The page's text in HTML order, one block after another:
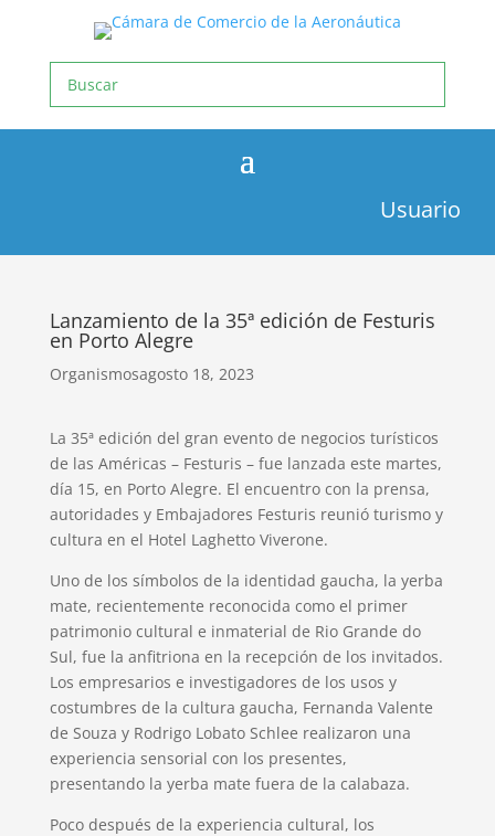
Usuario
Lanzamiento de la 35ª edición de Festuris
en Porto Alegre
Organismosagosto 18, 2023
La 35ª edición del gran evento de negocios turísticos
de las Américas – Festuris – fue lanzada este martes,
día 15, en Porto Alegre. El encuentro con la prensa,
autoridades y Embajadores Festuris reunió turismo y
cultura en el Hotel Laghetto Viverone.
Uno de los símbolos de la identidad gaucha, la yerba
mate, recientemente reconocida como el primer
patrimonio cultural e inmaterial de Rio Grande do
Sul, fue la anfitriona en la recepción de los invitados.
Los empresarios e investigadores de los usos y
costumbres de la cultura gaucha, Fernanda Valente
de Souza y Rodrigo Lobato Schlee realizaron una
experiencia sensorial con los presentes,
presentando la yerba mate fuera de la calabaza.
Poco después de la experiencia cultural, los